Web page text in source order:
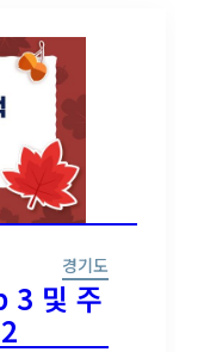
경기도
3 및 주